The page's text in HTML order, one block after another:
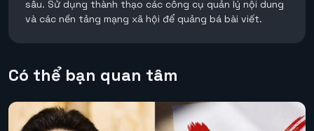
sâu. Sử dụng thành thạo các công cụ quản lý nội dung
và các nền tảng mạng xã hội để quảng bá bài viết.
Có thể bạn quan tâm